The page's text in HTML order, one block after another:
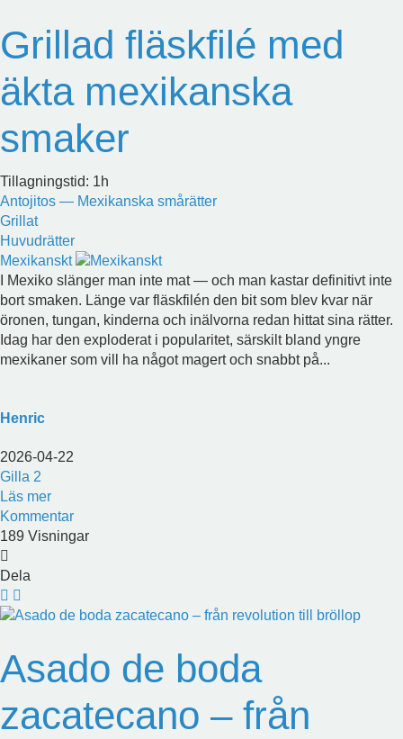
Grillad fläskfilé med
äkta mexikanska
smaker
Tillagningstid: 1h
Antojitos — Mexikanska smårätter
Grillat
Huvudrätter
Mexikanskt
I Mexiko slänger man inte mat — och man kastar definitivt inte
bort smaken. Länge var fläskfilén den bit som blev kvar när
öronen, tungan, kinderna och inälvorna redan hittat sina rätter.
Idag har den exploderat i popularitet, särskilt bland yngre
mexikaner som vill ha något magert och snabbt på...
Henric
2026-04-22
Gilla 2
Läs mer
Kommentar
189 Visningar
Dela
Asado de boda
zacatecano – från